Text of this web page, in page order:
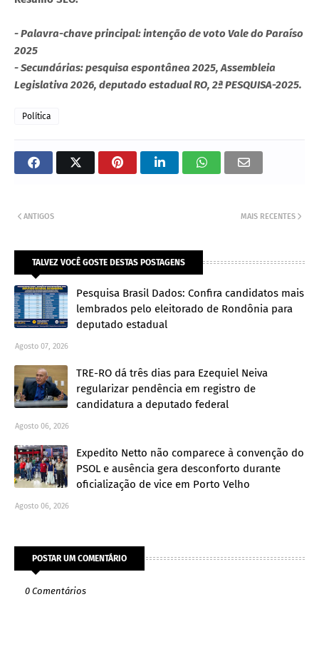
- Palavra-chave principal: intenção de voto Vale do Paraíso
2025
- Secundárias: pesquisa espontânea 2025, Assembleia
Legislativa 2026, deputado estadual RO, 2ª PESQUISA-2025.
Política
MAIS RECENTES
ANTIGOS
TALVEZ VOCÊ GOSTE DESTAS POSTAGENS
Pesquisa Brasil Dados: Confira candidatos mais
lembrados pelo eleitorado de Rondônia para
deputado estadual
Agosto 07, 2026
TRE-RO dá três dias para Ezequiel Neiva
regularizar pendência em registro de
candidatura a deputado federal
Agosto 06, 2026
Expedito Netto não comparece à convenção do
PSOL e ausência gera desconforto durante
oficialização de vice em Porto Velho
Agosto 06, 2026
POSTAR UM COMENTÁRIO
0 Comentários